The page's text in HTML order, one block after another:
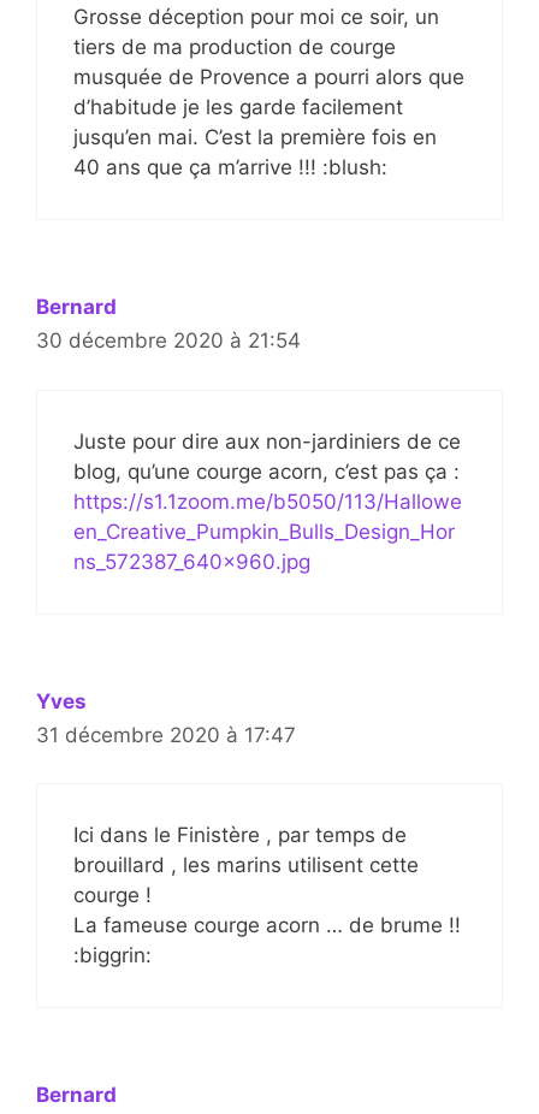
Grosse déception pour moi ce soir, un
tiers de ma production de courge
musquée de Provence a pourri alors que
d’habitude je les garde facilement
jusqu’en mai. C’est la première fois en
40 ans que ça m’arrive !!! :blush:
Bernard
30 décembre 2020 à 21:54
Juste pour dire aux non-jardiniers de ce
blog, qu’une courge acorn, c’est pas ça :
https://s1.1zoom.me/b5050/113/Hallowe
en_Creative_Pumpkin_Bulls_Design_Hor
ns_572387_640x960.jpg
Yves
31 décembre 2020 à 17:47
Ici dans le Finistère , par temps de
brouillard , les marins utilisent cette
courge !
La fameuse courge acorn … de brume !!
:biggrin:
Bernard